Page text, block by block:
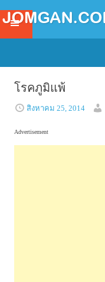
โรคภูมิแพ้
สิงหาคม 25, 2014
Advertisement